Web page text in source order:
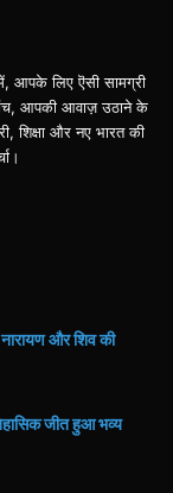
आपके लिए ऎसी सामग्री
आपकी आवाज़ उठाने के
शिक्षा और नए भारत की
और शिव की
जीत हुआ भव्य